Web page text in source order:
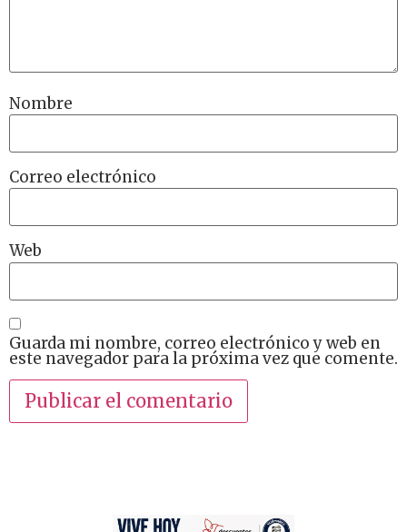
Nombre
Correo electrónico
Web
Guarda mi nombre, correo electrónico y web en
este navegador para la próxima vez que comente.